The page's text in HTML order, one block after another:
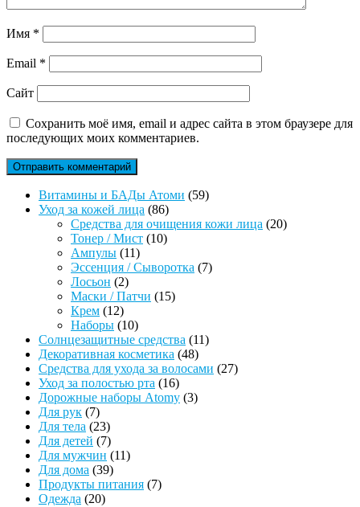
Имя *
Email *
Сайт
Сохранить моё имя, email и адрес сайта в этом браузере для
последующих моих комментариев.
Витамины и БАДы Атоми 5959
Уход за кожей лица 8686
товаров
Средства для очищения кожи лица 2020
Тонер / Мист 1010
Ампулы 1111
товаров
Эссенция / Сыворотка 77
Лосьон 22
товара
Маски / Патчи 1515
Крем 1212
товаров
Наборы 1010
товаров
Солнцезащитные средства 1111
Декоративная косметика 4848
товаров
Средства для ухода за волосами 2727
Уход за полостью рта 1616
товаров
Дорожные наборы Atomy 33
Для рук 77
товаров
Для тела 2323
товара
Для детей 77
товаров
Для мужчин 1111
Для дома 3939
товаров
Продукты питания 77
Одежда 2020